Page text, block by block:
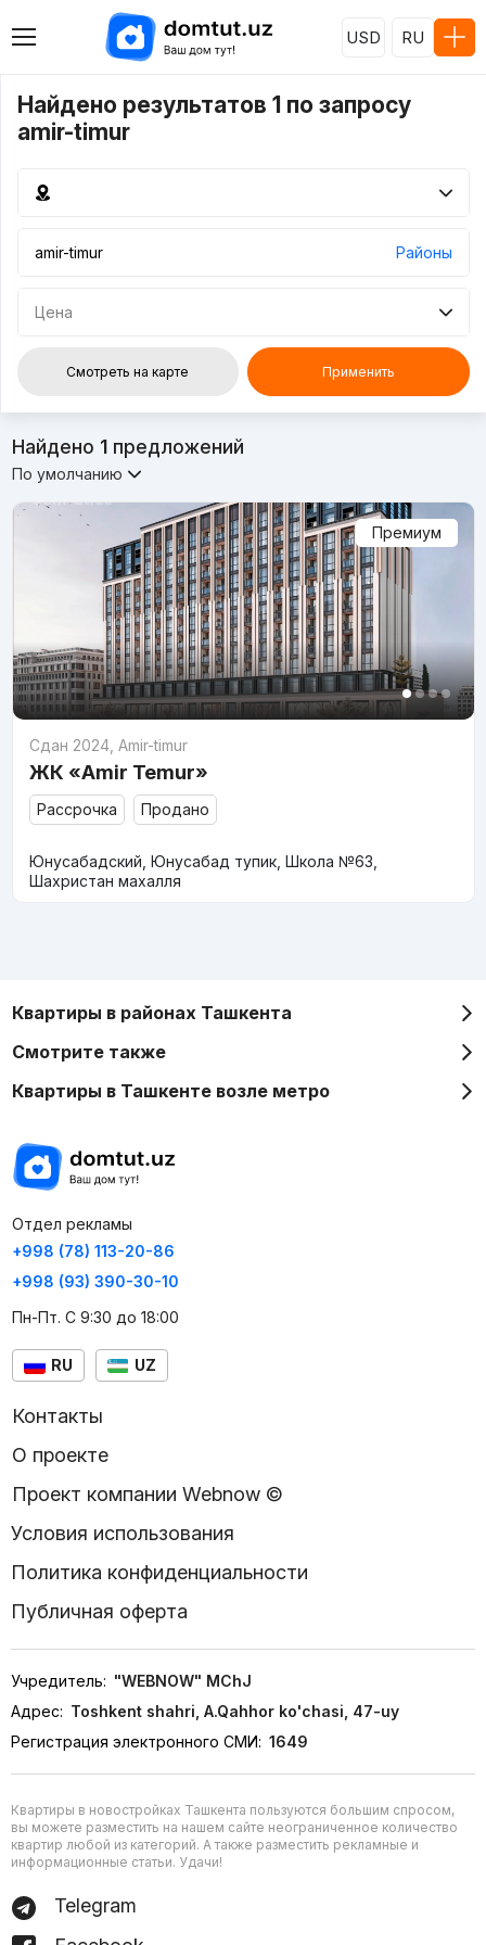
USD RU
Найдено результатов 1 по запросу
amir-timur
Районы
Цена
Смотреть на карте Применить
Найдено 1предложений
По умолчанию
Премиум
Сдан 2024, Amir-timur
ЖК «Amir Temur»
Рассрочка Продано
Юнусабадский, Юнусабад тупик, Школа №63,
Шахристан махалля
Квартиры в районах Ташкента
Смотрите также
Квартиры в Ташкенте возле метро
Отдел рекламы
+998 (78) 113-20-86
+998 (93) 390-30-10
Пн-Пт. С 9:30 до 18:00
RU UZ
Контакты
О проекте
Проект компании Webnow ©
Условия использования
Политика конфиденциальности
Публичная оферта
Учредитель: "WEBNOW" MChJ
Адрес: Toshkent shahri, A.Qahhor ko'chasi, 47-uy
Регистрация электронного СМИ: 1649
Квартиры в новостройках Ташкента пользуются большим спросом,
вы можете разместить на нашем сайте неограниченное количество
квартир любой из категорий. А также разместить рекламные и
информационные статьи. Удачи!
Telegram